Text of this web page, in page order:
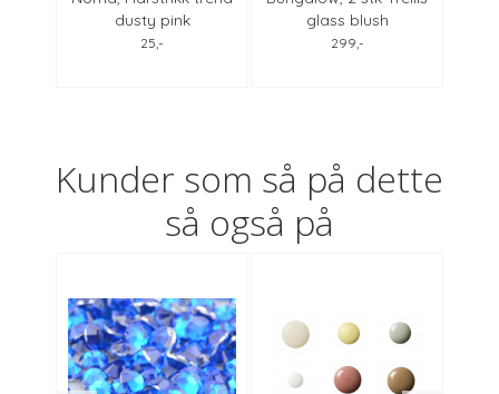
dusty pink
25,-
glass blush
299,-
Kunder som så på dette
så også på